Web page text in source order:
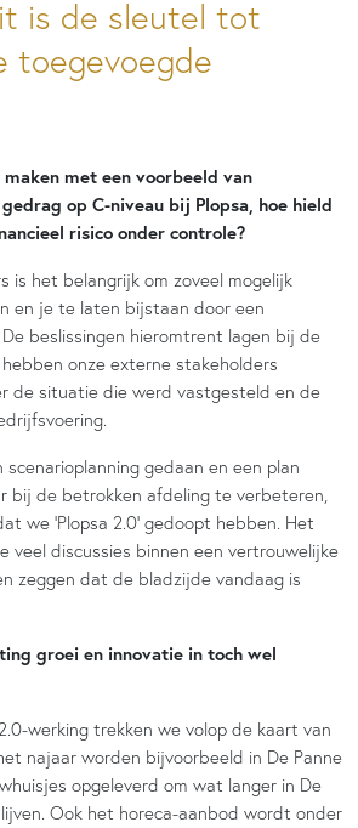
is de sleutel tot
toegevoegde
met een voorbeeld van
op C-niveau bij Plopsa, hoe hield
risico onder controle?
is het belangrijk om zoveel mogelijk
en je te laten bijstaan door een
beslissingen hieromtrent lagen bij de
onze externe stakeholders
de situatie die werd vastgesteld en de
gedaan en een plan
bij de betrokken afdeling te verbeteren,
we ‘Plopsa 2.0’ gedoopt hebben. Het
veel discussies binnen een vertrouwelijke
zeggen dat de bladzijde vandaag is
groei en innovatie in toch wel
werking trekken we volop de kaart van
najaar worden bijvoorbeeld in De Panne
opgeleverd om wat langer in De
Ook het horeca-aanbod wordt onder